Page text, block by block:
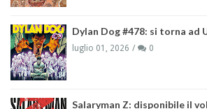
Dylan Dog #478: si torna ad
luglio 01, 2026 0
Salaryman Z: disponibile il